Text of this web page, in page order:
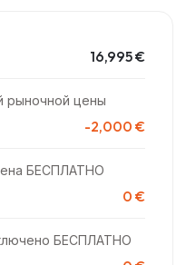
16,995 €
рыночной цены
-2,000 €
БЕСПЛАТНО
0 €
БЕСПЛАТНО